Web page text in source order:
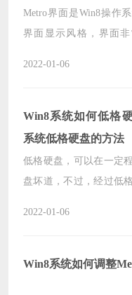
Metro界面是Win8操作
界面显示风格，界面
面呢？
2022-01-06
Win8系统如何低格
系统低格硬盘的方法
低格硬盘，可以在一定
盘坏道，不过，经过低
硬盘，我们要如何低格
2022-01-06
Win8系统如何调整